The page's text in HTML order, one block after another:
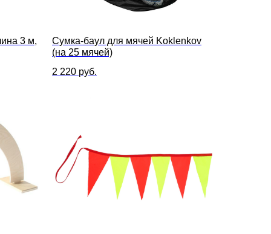
3 м,
Сумка-баул для мячей Koklenkov
(на 25 мячей)
2 220 руб.